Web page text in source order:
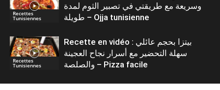
Recettes
Tunisiennes
وسريعة مع طريقتي في تصبير الثوم لمدة
طويلة – Ojja tunisienne
Recettes
Tunisiennes
Recette en vidéo : بيتزا بحجم عائلي
سهلة التحضير مع أسرار نجاح العجينة
والصلصة – Pizza facile